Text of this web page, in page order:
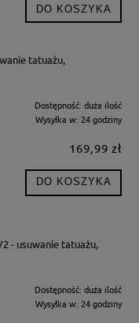
DO KOSZYKA
tatuażu,
Dostępność: duża ilość
Wysyłka w: 24 godziny
169,99 zł
DO KOSZYKA
- usuwanie tatuażu,
Dostępność: duża ilość
Wysyłka w: 24 godziny